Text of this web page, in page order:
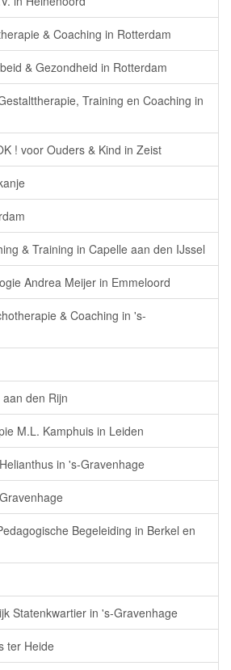
& Coaching in Rotterdam
& Gezondheid in Rotterdam
Training en Coaching in
! voor Ouders & Kind in Zeist
& Training in Capelle aan den IJssel
Andrea Meijer in Emmeloord
& Coaching in 's-
den Rijn
M.L. Kamphuis in Leiden
in 's-Gravenhage
Begeleiding in Berkel en
Statenkwartier in 's-Gravenhage
ter Heide